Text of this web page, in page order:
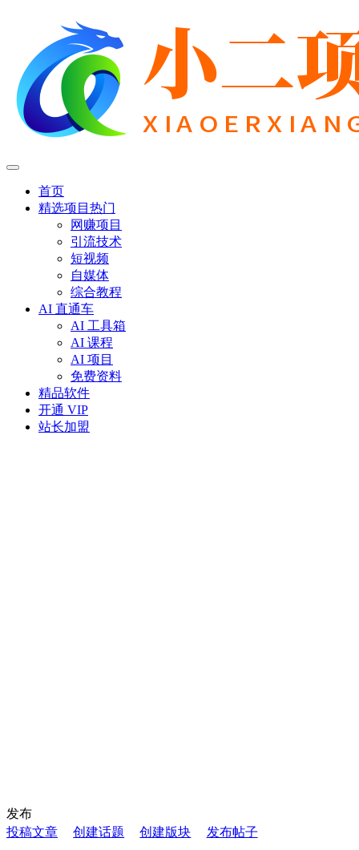
首页
精选项目 热门
网赚项目
引流技术
短视频
自媒体
综合教程
AI 直通车
AI 工具箱
AI 课程
AI 项目
免费资料
精品软件
开通 VIP
站长加盟
发布
投稿文章
创建话题 创建版块 发布帖子